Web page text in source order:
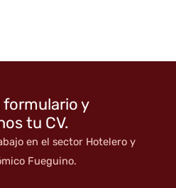
formulario y
tu CV.
en el sector Hotelero y
Fueguino.